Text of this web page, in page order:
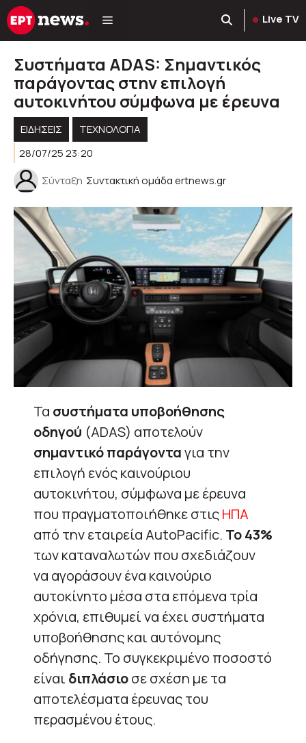
Μετάβαση
σε
Live TV
Συστήματα ADAS: Σημαντικός
παράγοντας στην επιλογή
αυτοκινήτου σύμφωνα με έρευνα
ΕΙΔΗΣΕΙΣ
ΤΕΧΝΟΛΟΓΊΑ
28/07/25 23:20
Σύνταξη Συντακτική ομάδα ertnews.gr
Τα συστήματα υποβοήθησης
οδηγού (ADAS) αποτελούν
σημαντικό παράγονταγια την
επιλογή ενός καινούριου
αυτοκινήτου, σύμφωνα με έρευνα
που πραγματοποιήθηκε στιςΗΠΑ
από την εταιρεία AutoPacific. Το 43%
των καταναλωτών που σχεδιάζουν
να αγοράσουν ένα καινούριο
αυτοκίνητο μέσα στα επόμενα τρία
χρόνια, επιθυμεί να έχει συστήματα
υποβοήθησης και αυτόνομης
οδήγησης. Το συγκεκριμένο ποσοστό
είναι διπλάσιοσε σχέση με τα
αποτελέσματα έρευνας του
περασμένου έτους.